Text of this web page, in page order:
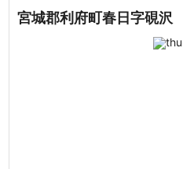
宮城郡利府町春日字硯